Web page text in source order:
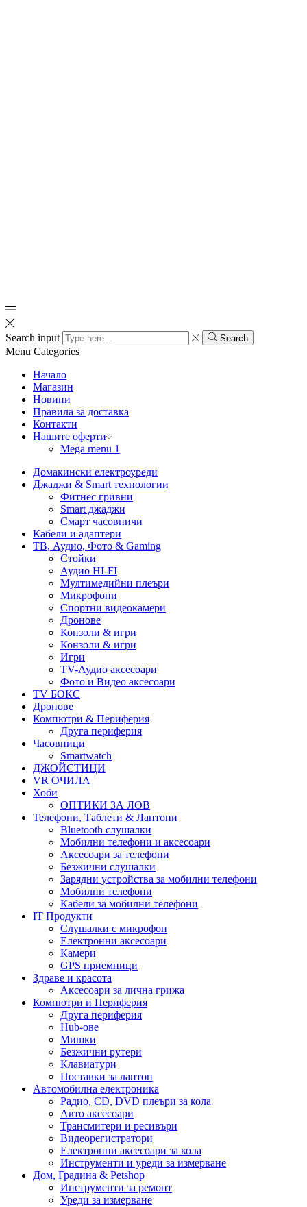
Search input Search
Menu Categories
Начало
Магазин
Новини
Правила за доставка
Контакти
Нашите оферти
Mega menu 1
Домакински електроуреди
Джаджи & Smart технологии
Фитнес гривни
Smart джаджи
Смарт часовничи
Кабели и адаптери
ТВ, Аудио, Фото & Gaming
Стойки
Аудио HI-FI
Мултимедийни плеъри
Микрофони
Спортни видеокамери
Дронове
Конзоли & игри
Конзоли & игри
Игри
TV-Аудио аксесоари
Фото и Видео аксесоари
TV БОКС
Дронове
Компютри & Периферия
Друга периферия
Часовници
Smartwatch
ДЖОЙСТИЦИ
VR ОЧИЛА
Хоби
ОПТИКИ ЗА ЛОВ
Телефони, Таблети & Лаптопи
Bluetooth слушалки
Мобилни телефони и аксесоари
Аксесоари за телефони
Безжични слушалки
Зарядни устройства за мобилни телефони
Мобилни телефони
Кабели за мобилни телефони
IT Продукти
Слушалки с микрофон
Електронни аксесоари
Камери
GPS приемници
Здраве и красота
Аксесоари за лична грижа
Компютри и Периферия
Друга периферия
Hub-ове
Мишки
Безжични рутери
Клавиатури
Поставки за лаптоп
Автомобилна електроника
Радио, CD, DVD плеъри за кола
Авто аксесоари
Трансмитери и ресивъри
Видеорегистратори
Електронни аксесоари за кола
Инструменти и уреди за измерване
Дом, Градина & Petshop
Инструменти за ремонт
Уреди за измерване